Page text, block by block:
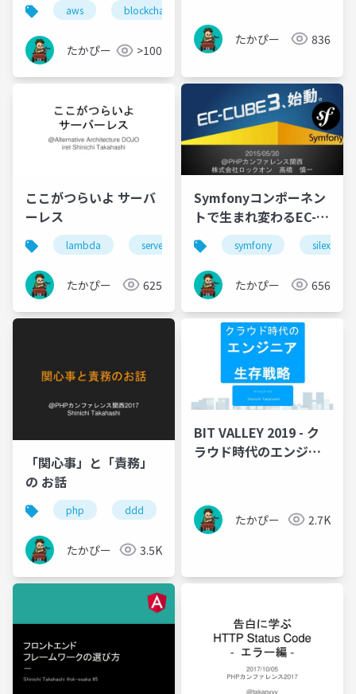
aws blockchain
たかぴー >100
たかぴー 836
ここがつらいよ サーバ
ーレス
lambda serverless aadojo
たかぴー 625
Symfonyコンポーネン
トで生まれ変わるEC-
CUBE symfony silex
たかぴー 656
「関心事」と「責務」
の お話
php ddd
たかぴー 3.5K
BIT VALLEY 2019 - ク
ラウド時代のエンジニ
たかぴー 2.7K